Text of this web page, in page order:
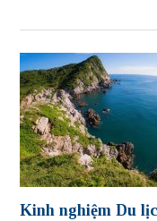
Kinh nghiệm Du